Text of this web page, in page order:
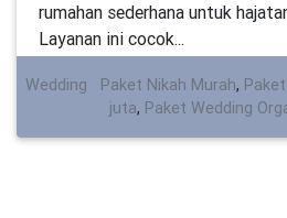
rumahan sederhana untuk
Layanan ini cocok...
Wedding Paket Nikah Murah,
juta, Paket Wedding